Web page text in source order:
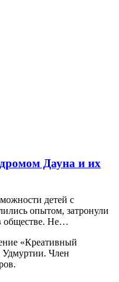
Дауна и их
детей с
опытом, затронули
обществе. Не…
«Креативный
Член